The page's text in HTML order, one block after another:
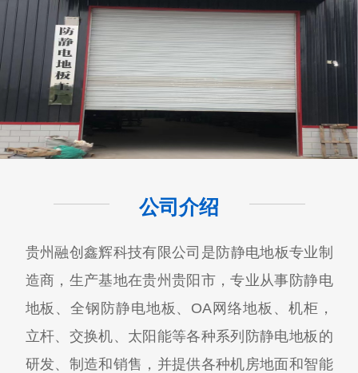
公司介绍
贵州融创鑫辉科技有限公司​是防静电地板专业制
造商，生产基地在贵州贵阳市，专业从事防静电
地板、全钢防静电地板、OA网络地板、机柜，
立杆、交换机、太阳能等各种系列防静电地板的
研发、制造和销售，并提供各种机房地面和智能